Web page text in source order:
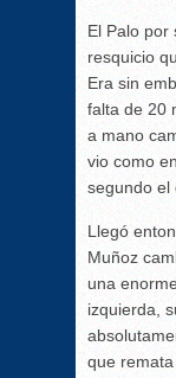
El Palo por
resquicio
Era sin
falta de 20
a mano
vio como
segundo el
Llegó
Muñoz
una
izquierda,
que